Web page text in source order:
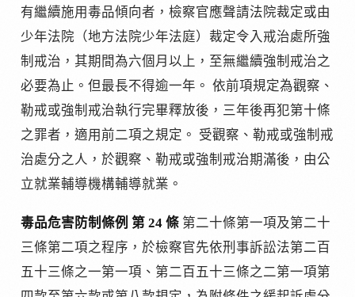
有繼續施用毒品傾向者，檢察官應聲請法院裁定或由
少年法院（地方法院少年法庭）裁定令入戒治處所強
制戒治，其期間為六個月以上，至無繼續強制戒治之
必要為止。但最長不得逾一年。 依前項規定為觀察、
勒戒或強制戒治執行完畢釋放後，三年後再犯第十條
之罪者，適用前二項之規定。 受觀察、勒戒或強制戒
治處分之人，於觀察、勒戒或強制戒治期滿後，由公
立就業輔導機構輔導就業。
毒品危害防制條例 第 24 條 第二十條第一項及第二十
三條第二項之程序，於檢察官先依刑事訴訟法第二百
五十三條之一第一項、第二百五十三條之二第一項第